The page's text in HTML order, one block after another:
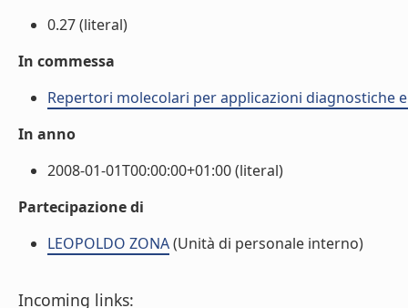
0.27 (literal)
In commessa
Repertori molecolari per applicazioni diagnostiche
In anno
2008-01-01T00:00:00+01:00 (literal)
Partecipazione di
LEOPOLDO ZONA(Unità di personale interno)
Incoming links: